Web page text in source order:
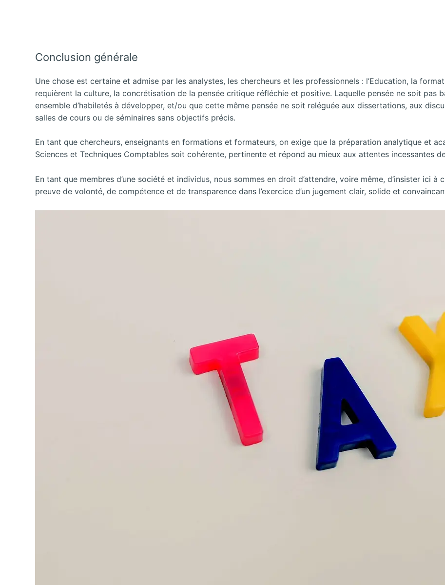
Conclusion générale
Une chose est certaine et admise par les analystes, les chercheurs et les professionnels : l’Education, la
requièrent la culture, la concrétisation de la pensée critique réfléchie et positive. Laquelle pensée ne soit pas
ensemble d’habiletés à développer, et/ou que cette même pensée ne soit reléguée aux dissertations, aux
salles de cours ou de séminaires sans objectifs précis.
En tant que chercheurs, enseignants en formations et formateurs, on exige que la préparation analytique et
Sciences et Techniques Comptables soit cohérente, pertinente et répond au mieux aux attentes incessantes
En tant que membres d’une société et individus, nous sommes en droit d’attendre, voire même, d’insister ici
preuve de volonté, de compétence et de transparence dans l’exercice d’un jugement clair, solide et